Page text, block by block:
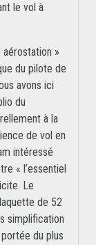
le vol à
aérostation »
du pilote de
avons ici
du
à la
de vol en
intéressé
« l’essentiel
Le
de 52
simplification
du plus